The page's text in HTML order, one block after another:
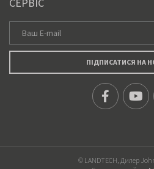
ПІДПИСАТИСЯ НА
© LANDTECH, Дилер